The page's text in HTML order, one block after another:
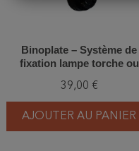
Binoplate – Système de
fixation lampe torche ou
39,00 €
AJOUTER AU PANIER